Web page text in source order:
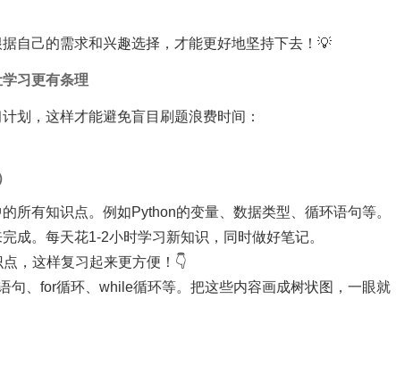
自己的需求和兴趣选择，才能更好地坚持下去！💡
习更有条理
划，这样才能避免盲目刷题浪费时间：
所有知识点。例如Python的变量、数据类型、循环语句等。
成。每天花1-2小时学习新知识，同时做好笔记。
，这样复习起来更方便！👇
句、for循环、while循环等。把这些内容画成树状图，一眼就